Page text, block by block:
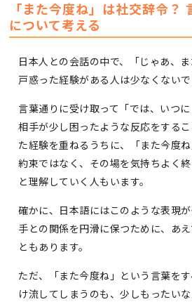
「また今度ね」は社交辞令？
について考える
日本人との会話の中で、「じゃあ、
戸惑った経験がある人は少なくないで
言葉通りに受け取って「では、いつに
相手が少し困ったような反応をする
た経験を重ねるうちに、「また今度
約束ではなく、その場を気持ちよく
と理解していく人もいます。
確かに、日本語にはこのような表現
手との関係を円滑に保つために、あ
ともあります。
ただ、「また今度ね」という言葉を
け流してしまうのも、少しもったい